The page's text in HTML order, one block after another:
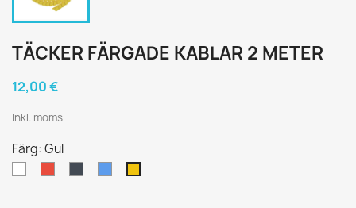
TÄCKER FÄRGADE KABLAR 2 METER
12,00 €
Inkl. moms
Färg: Gul